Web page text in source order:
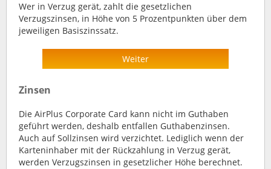
Wer in Verzug gerät, zahlt die gesetzlichen
Verzugszinsen, in Höhe von 5 Prozentpunkten über dem
jeweiligen Basiszinssatz.
Weiter
Zinsen
Die AirPlus Corporate Card kann nicht im Guthaben
geführt werden, deshalb entfallen Guthabenzinsen.
Auch auf Sollzinsen wird verzichtet. Lediglich wenn der
Karteninhaber mit der Rückzahlung in Verzug gerät,
werden Verzugszinsen in gesetzlicher Höhe berechnet.